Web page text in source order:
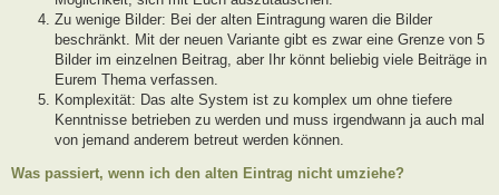
Zu wenige Bilder: Bei der alten Eintragung waren die Bilder
beschränkt. Mit der neuen Variante gibt es zwar eine Grenze von 5
Bilder im einzelnen Beitrag, aber Ihr könnt beliebig viele Beiträge in
Eurem Thema verfassen.
Komplexität: Das alte System ist zu komplex um ohne tiefere
Kenntnisse betrieben zu werden und muss irgendwann ja auch mal
von jemand anderem betreut werden können.
Was passiert, wenn ich den alten Eintrag nicht umziehe?